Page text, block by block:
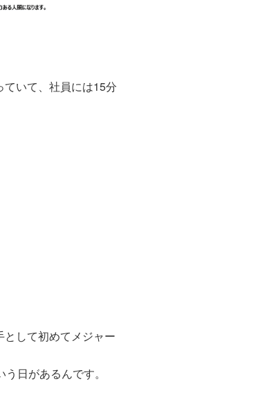
ていて、社員には15分
して初めてメジャー
日があるんです。